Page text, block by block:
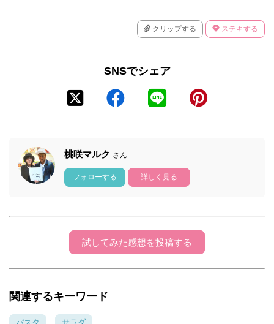
クリップする ステキする
SNSでシェア
桃咲マルク さん
フォローする 詳しく見る
試してみた感想を投稿する
関連するキーワード